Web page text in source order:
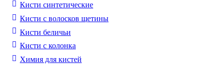
Кисти синтетические
Кисти с волосков щетины
Кисти беличьи
Кисти с колонка
Химия для кистей